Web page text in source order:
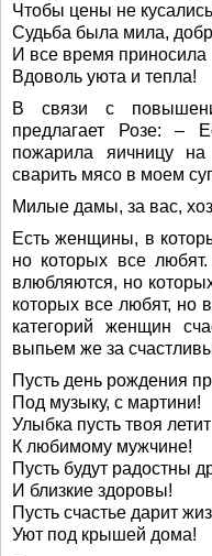
Чтобы цены не
Судьба была мила,
И все время приносила
Вдоволь уюта и тепла!
В связи с
предлагает Розе: –
пожарила яичницу
сварить мясо в моем
Милые дамы, за вас,
Есть женщины, в
но которых все
влюбляются, но
которых все любят, но
категорий женщин
выпьем же за
Пусть день рождения
Под музыку, с мартини!
Улыбка пусть твоя летит
К любимому мужчине!
Пусть будут радостны
И близкие здоровы!
Пусть счастье дарит
Уют под крышей дома!